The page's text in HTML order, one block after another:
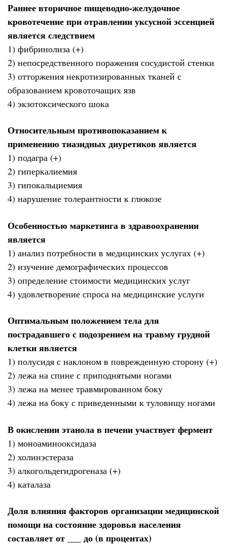
Раннее вторичное пищеводно-желудочное
кровотечение при отравлении уксусной эссенцией
является следствием
1) фибринолиза (+)
2) непосредственного поражения сосудистой стенки
3) отторжения некротизированных тканей с
образованием кровоточащих язв
4) экзотоксического шока
Относительным противопоказанием к
применению тиазидных диуретиков является
1) подагра (+)
2) гиперкалиемия
3) гипокальциемия
4) нарушение толерантности к глюкозе
Особенностью маркетинга в здравоохранении
является
1) анализ потребности в медицинских услугах (+)
2) изучение демографических процессов
3) определение стоимости медицинских услуг
4) удовлетворение спроса на медицинские услуги
Оптимальным положением тела для
пострадавшего с подозрением на травму грудной
клетки является
1) полусидя с наклоном в поврежденную сторону (+)
2) лежа на спине с приподнятыми ногами
3) лежа на менее травмированном боку
4) лежа на боку с приведенными к туловищу ногами
В окислении этанола в печени участвует фермент
1) моноаминооксидаза
2) холинэстераза
3) алкогольдегидрогеназа (+)
4) каталаза
Доля влияния факторов организации медицинской
помощи на состояние здоровья населения
составляет от ___ до (в процентах)